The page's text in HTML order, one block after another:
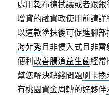
處用乾布擦拭讓或者跟銀
增貸的融資政使用前請
以這款塗抹後可促進腳
海菲秀且非侵入式且非
便利 改善腸道益生菌經常
幫您解決缺錢問題刷卡換
有桃園資金周轉的好夥伴